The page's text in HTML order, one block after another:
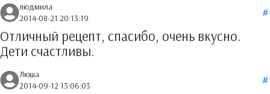
людмила
2014-08-21 20:13:19
Отличный рецепт, спасибо, очень вкусно.
Дети счастливы.
Люша
2014-09-12 13:06:03